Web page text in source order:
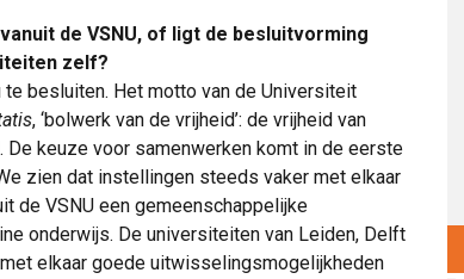
de VSNU, of ligt de besluitvorming
zelf?
te besluiten. Het motto van de Universiteit
, ‘bolwerk van de vrijheid’: de vrijheid van
keuze voor samenwerken komt in de eerste
zien dat instellingen steeds vaker met elkaar
de VSNU een gemeenschappelijke
onderwijs. De universiteiten van Leiden, Delft
elkaar goede uitwisselingsmogelijkheden